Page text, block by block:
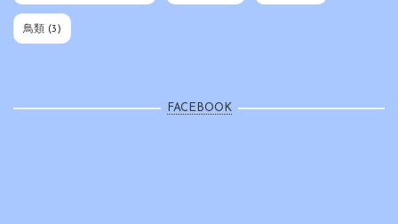
鳥類 (3)
FACEBOOK